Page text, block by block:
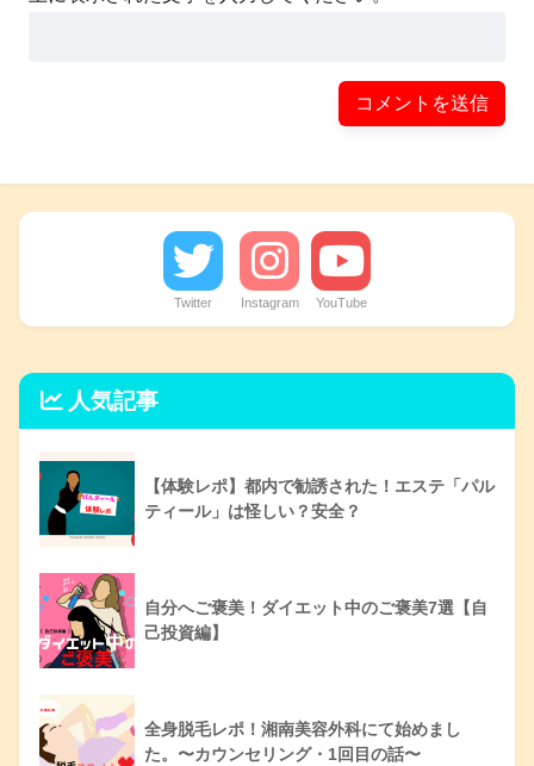
Twitter Instagram YouTube
人気記事
【体験レポ】都内で勧誘された！エステ「パル
ティール」は怪しい？安全？
自分へご褒美！ダイエット中のご褒美7選【自
己投資編】
全身脱毛レポ！湘南美容外科にて始めまし
た。〜カウンセリング・1回目の話〜